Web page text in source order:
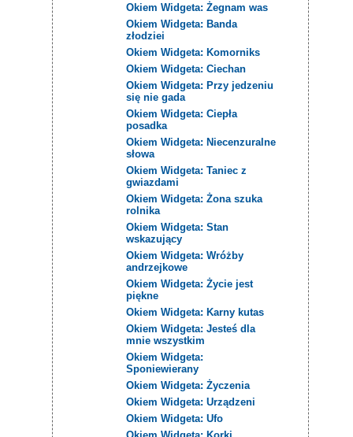
Okiem Widgeta: Żegnam was
Okiem Widgeta: Banda
złodziei
Okiem Widgeta: Komorniks
Okiem Widgeta: Ciechan
Okiem Widgeta: Przy jedzeniu
się nie gada
Okiem Widgeta: Ciepła
posadka
Okiem Widgeta: Niecenzuralne
słowa
Okiem Widgeta: Taniec z
gwiazdami
Okiem Widgeta: Żona szuka
rolnika
Okiem Widgeta: Stan
wskazujący
Okiem Widgeta: Wróżby
andrzejkowe
Okiem Widgeta: Życie jest
piękne
Okiem Widgeta: Karny kutas
Okiem Widgeta: Jesteś dla
mnie wszystkim
Okiem Widgeta:
Sponiewierany
Okiem Widgeta: Życzenia
Okiem Widgeta: Urządzeni
Okiem Widgeta: Ufo